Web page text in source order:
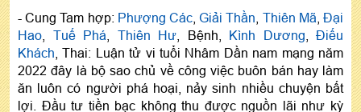
- Cung Tam hợp: Phượng Các ,Giải Thần Thiên Mã ,Đại
Hao
Tuế Phá Thiên Hư , Bệnh, Kình Dương
Điếu
Khách , Thai: Luận tử vi tuổi Nhâm Dần nam mạng năm
2022 đây là bộ sao chủ về công việc buôn bán hay làm
ăn luôn có người phá hoại, nảy sinh nhiều chuyện bất
lợi. Đầu tư tiền bạc không thu được nguồn lãi như kỳ